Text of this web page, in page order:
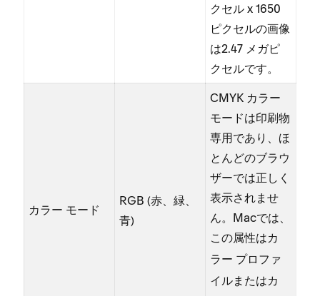
クセル x 1650
ピクセルの画像
は2⁠.47 メガピ
クセルです⁠。
カラ⁠ー モ⁠ード
RGB (⁠赤⁠、緑⁠、
青⁠)
CMYK カラ⁠ー
モ⁠ードは印刷物
専用であり⁠、ほ
とんどのブラウ
ザ⁠ーでは正しく
表示されませ
ん⁠。Macでは⁠、
この属性はカ
ラ⁠ー プロフ⁠ァ
イルまたはカ